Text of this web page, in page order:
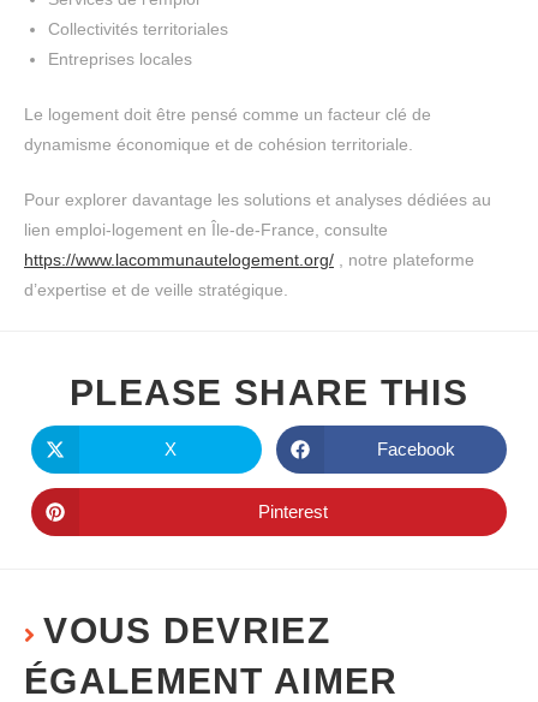
Collectivités territoriales
Entreprises locales
Le logement doit être pensé comme un facteur clé de
dynamisme économique et de cohésion territoriale.
Pour explorer davantage les solutions et analyses dédiées au
lien emploi-logement en Île-de-France, consulte
https://www.lacommunautelogement.org/ , notre plateforme
d’expertise et de veille stratégique.
PLEASE SHARE THIS
X Facebook
Pinterest
VOUS DEVRIEZ
ÉGALEMENT AIMER